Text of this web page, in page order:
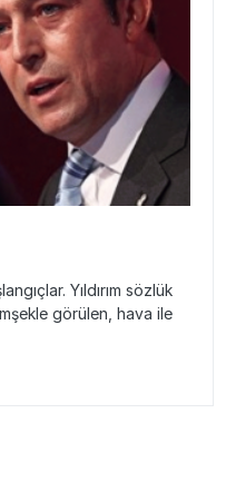
Yıldırım sözlük
görülen, hava ile